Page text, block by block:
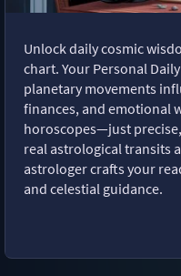
Unlock daily cosmic
chart. Your Personal
planetary movements
finances, and emotional
horoscopes—just
real astrological transits
astrologer crafts your
and celestial guidance.